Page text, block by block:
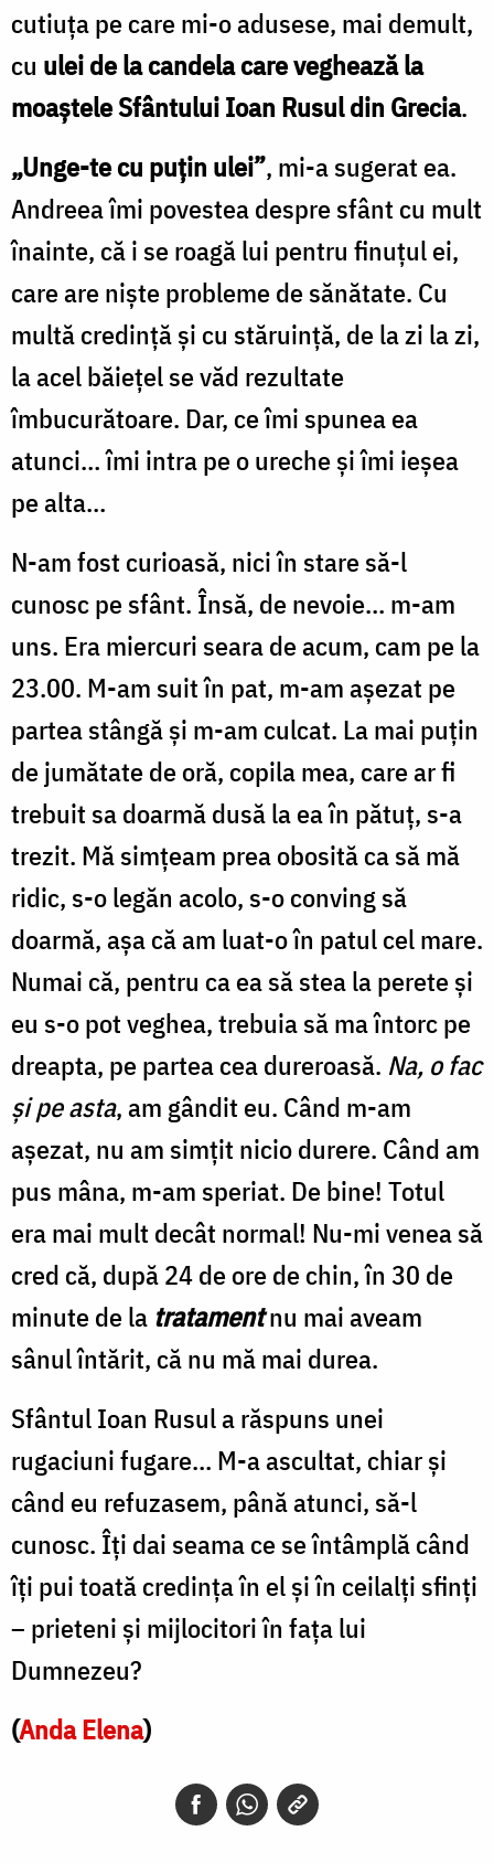
cutiuța pe care mi-o adusese, mai demult,
cu ulei de la candela care veghează la
moaștele Sfântului Ioan Rusul din Grecia.
„Unge-te cu puțin ulei”, mi-a sugerat ea.
Andreea îmi povestea despre sfânt cu mult
înainte, că i se roagă lui pentru finuțul ei,
care are niște probleme de sănătate. Cu
multă credință și cu stăruință, de la zi la zi,
la acel băiețel se văd rezultate
îmbucurătoare. Dar, ce îmi spunea ea
atunci… îmi intra pe o ureche și îmi ieșea
pe alta…
N-am fost curioasă, nici în stare să-l
cunosc pe sfânt. Însă, de nevoie… m-am
uns. Era miercuri seara de acum, cam pe la
23.00. M-am suit în pat, m-am așezat pe
partea stângă și m-am culcat. La mai puțin
de jumătate de oră, copila mea, care ar fi
trebuit sa doarmă dusă la ea în pătuț, s-a
trezit. Mă simțeam prea obosită ca să mă
ridic, s-o legăn acolo, s-o conving să
doarmă, așa că am luat-o în patul cel mare.
Numai că, pentru ca ea să stea la perete și
eu s-o pot veghea, trebuia să ma întorc pe
dreapta, pe partea cea dureroasă. Na, o fac
și pe asta, am gândit eu. Când m-am
așezat, nu am simțit nicio durere. Când am
pus mâna, m-am speriat. De bine! Totul
era mai mult decât normal! Nu-mi venea să
cred că, după 24 de ore de chin, în 30 de
minute de la tratamentnu mai aveam
sânul întărit, că nu mă mai durea.
Sfântul Ioan Rusul a răspuns unei
rugaciuni fugare… M-a ascultat, chiar și
când eu refuzasem, până atunci, să-l
cunosc. Îți dai seama ce se întâmplă când
îți pui toată credința în el și în ceilalți sfinți
– prieteni și mijlocitori în fața lui
Dumnezeu?
(Anda Elena)